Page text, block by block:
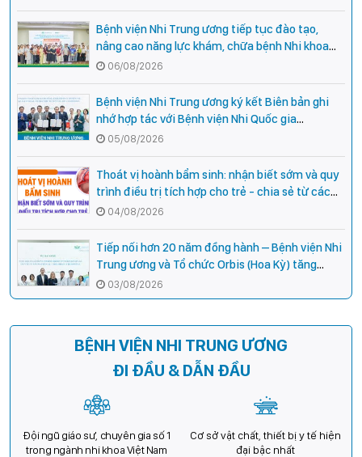
Bệnh viện Nhi Trung ương tiếp tục đào tạo,
nâng cao năng lực khám, chữa bệnh Nhi khoa
cho cán bộ y tế tại các tỉnh miền núi phía Bắc
06/08/2026
Bệnh viện Nhi Trung ương ký kết Biên bản ghi
nhớ hợp tác với Bệnh viện Nhi Quốc gia
Campuchia
05/08/2026
Thoát vị hoành bẩm sinh: nhận biết sớm và quy
trình điều trị tích hợp cho trẻ - chia sẻ từ các
chuyên gia hàng đầu của Bệnh Viện Nhi Trung
04/08/2026
Tiếp nối hơn 20 năm đồng hành – Bệnh viện Nhi
Trung ương và Tổ chức Orbis (Hoa Kỳ) tăng
cường hợp tác, mở rộng cơ hội bảo vệ thị lực
cho trẻ em Việt Nam
03/08/2026
BỆNH VIỆN NHI TRUNG ƯƠNG
ĐI ĐẦU & DẪN ĐẦU
Đội ngũ giáo sư, chuyên gia số 1
trong ngành nhi khoa Việt Nam
Cơ sở vật chất, thiết bị y tế hiện
đại bậc nhất